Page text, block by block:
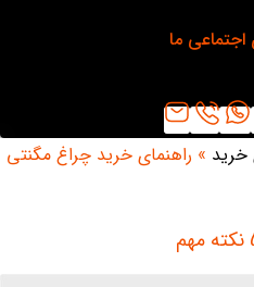
ما
خرید » راهنمای خرید چراغ مگنتی